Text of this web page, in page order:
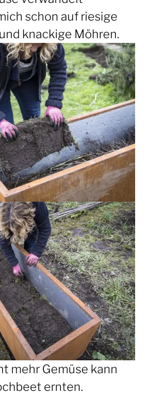
schon auf riesige
knackige Möhren.
mehr Gemüse kann
ernten.